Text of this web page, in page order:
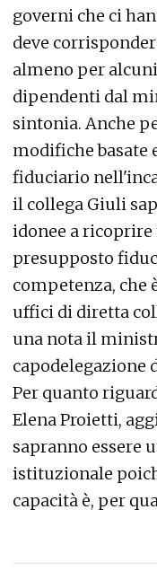
governi che ci
deve
almeno per
dipendenti dal
sintonia. Anche
modifiche basate
fiduciario
il collega Giuli
idonee a
presupposto
competenza, che
uffici di diretta
una nota il
capodelegazione
Per quanto
Elena Proietti,
sapranno
istituzionale
capacità è, per